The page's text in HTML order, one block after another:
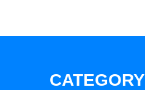
CATEGORY